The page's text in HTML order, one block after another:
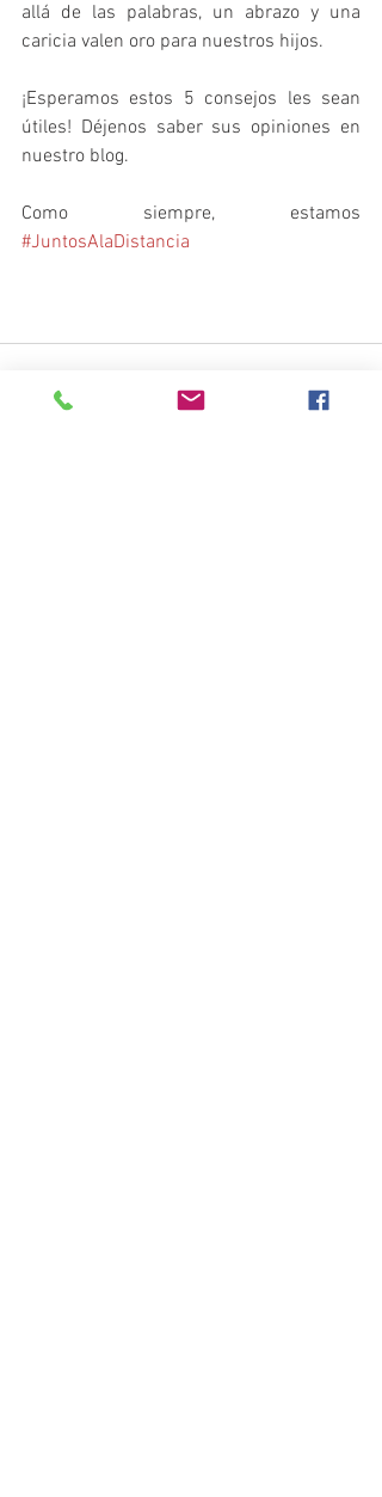
allá de las palabras, un abrazo y una
caricia valen oro para nuestros hijos.
¡Esperamos estos 5 consejos les sean
útiles! Déjenos saber sus opiniones en
nuestro blog.
#JuntosAlaDistancia